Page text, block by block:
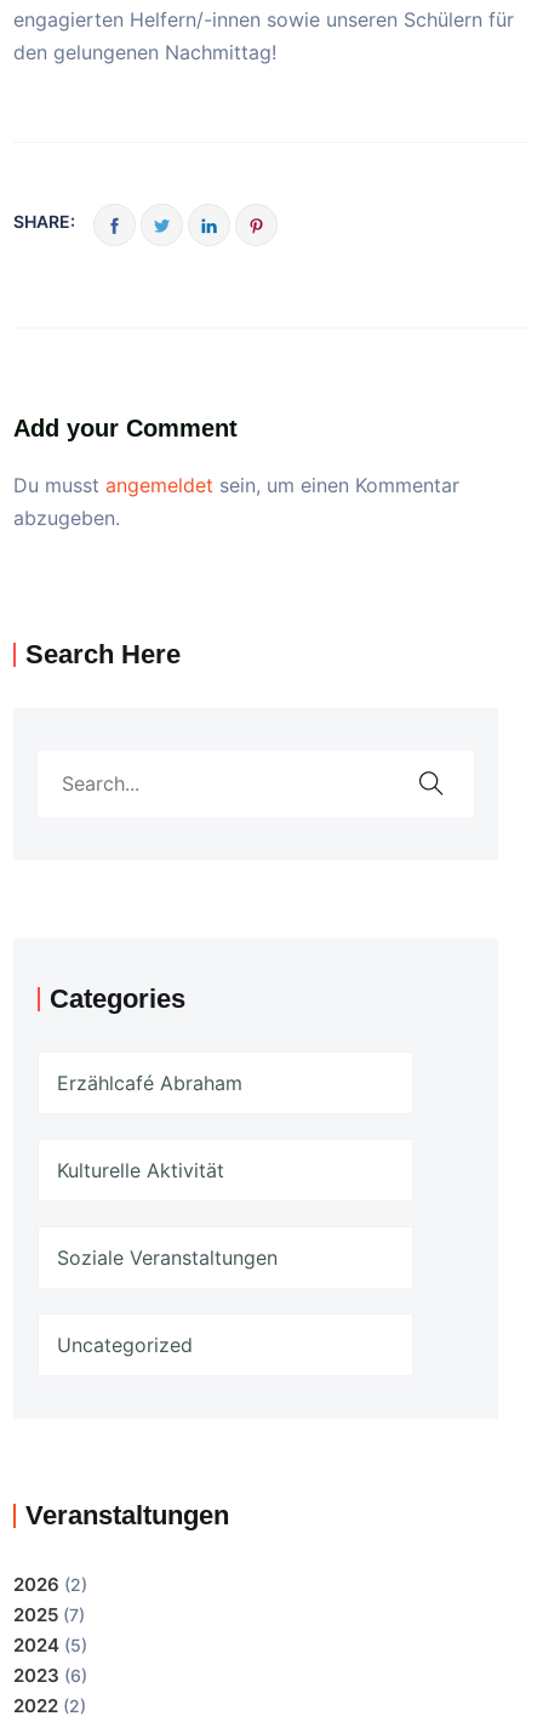
engagierten Helfern/-innen sowie unseren Schülern für
den gelungenen Nachmittag!
SHARE:
Add your Comment
Du musstangemeldet sein, um einen Kommentar
abzugeben.
Search Here
Categories
Erzählcafé Abraham
Kulturelle Aktivität
Soziale Veranstaltungen
Uncategorized
Veranstaltungen
2026 (2)
2025 (7)
2024 (5)
2023 (6)
2022 (2)